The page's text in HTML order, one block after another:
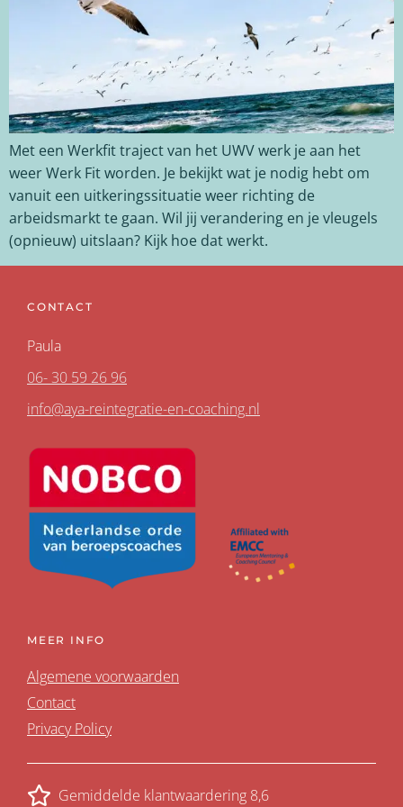
Met een Werkfit traject van het UWV werk je aan het
weer Werk Fit worden. Je bekijkt wat je nodig hebt om
vanuit een uitkeringssituatie weer richting de
arbeidsmarkt te gaan. Wil jij verandering en je vleugels
(opnieuw) uitslaan? Kijk hoe dat werkt.
CONTACT
Paula
06- 30 59 26 96
info@aya-reintegratie-en-coaching.nl
MEER INFO
Algemene voorwaarden
Contact
Privacy Policy
Gemiddelde klantwaardering 8,6